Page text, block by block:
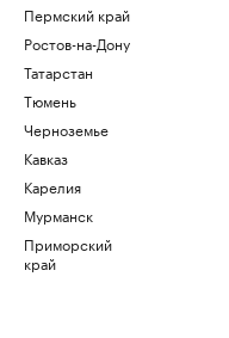
Пермский край
Ростов-на-Дону
Татарстан
Тюмень
Черноземье
Кавказ
Карелия
Мурманск
Приморский
край